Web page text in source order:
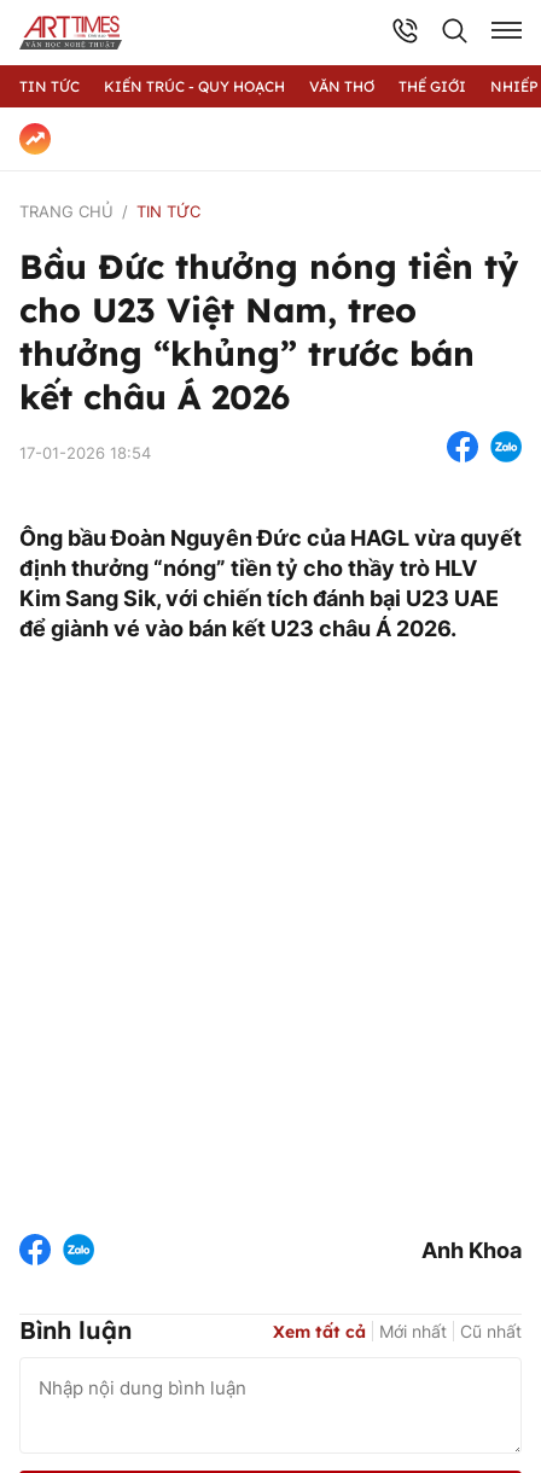
TIN TỨC KIẾN TRÚC - QUY HOẠCH VĂN THƠ THẾ GIỚI
TRANG CHỦ TIN TỨC
Bầu Đức thưởng nóng tiền tỷ
cho U23 Việt Nam, treo
thưởng “khủng” trước bán
kết châu Á 2026
17-01-2026 18:54
Ông bầu Đoàn Nguyên Đức của HAGL vừa quyết
định thưởng “nóng” tiền tỷ cho thầy trò HLV
Kim Sang Sik, với chiến tích đánh bại U23 UAE
để giành vé vào bán kết U23 châu Á 2026.
Anh Khoa
Bình luận Xem tất cả Mới nhất Cũ nhất